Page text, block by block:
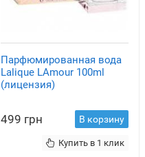
Парфюмированная вода
Lalique LAmour 100ml
(лицензия)
499 грн В корзину
Купить в 1 клик